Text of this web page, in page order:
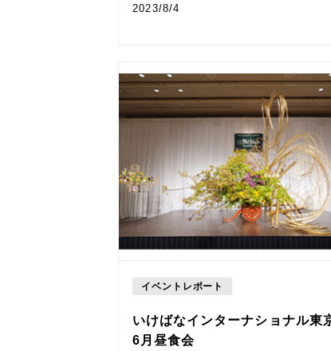
2023/8/4
イベントレポート
いけばなインターナショナル東
6月昼食会